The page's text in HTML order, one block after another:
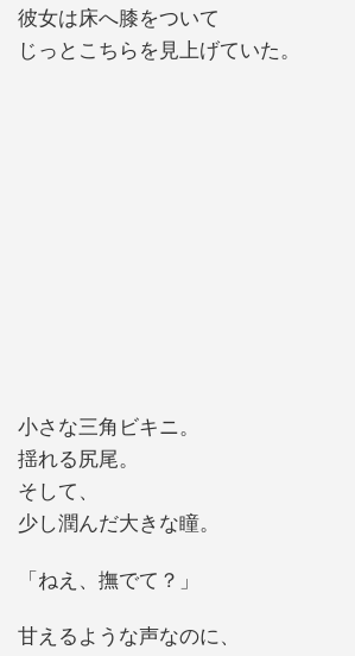
彼女は床へ膝をついて
じっとこちらを見上げていた。
小さな三角ビキニ。
揺れる尻尾。
そして、
少し潤んだ大きな瞳。
「ねえ、撫でて？」
甘えるような声なのに、